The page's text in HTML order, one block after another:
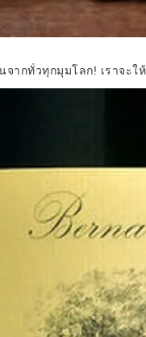
จากทั่วทุกมุมโลก! เราจะ